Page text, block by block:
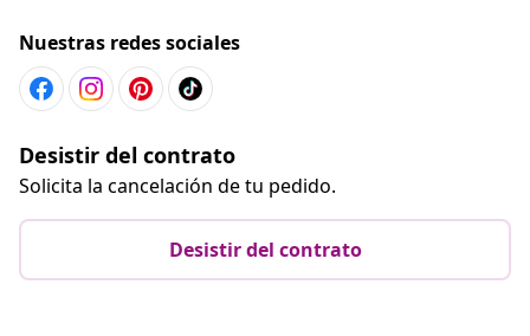
Nuestras redes sociales
Desistir del contrato
Solicita la cancelación de tu pedido.
Desistir del contrato